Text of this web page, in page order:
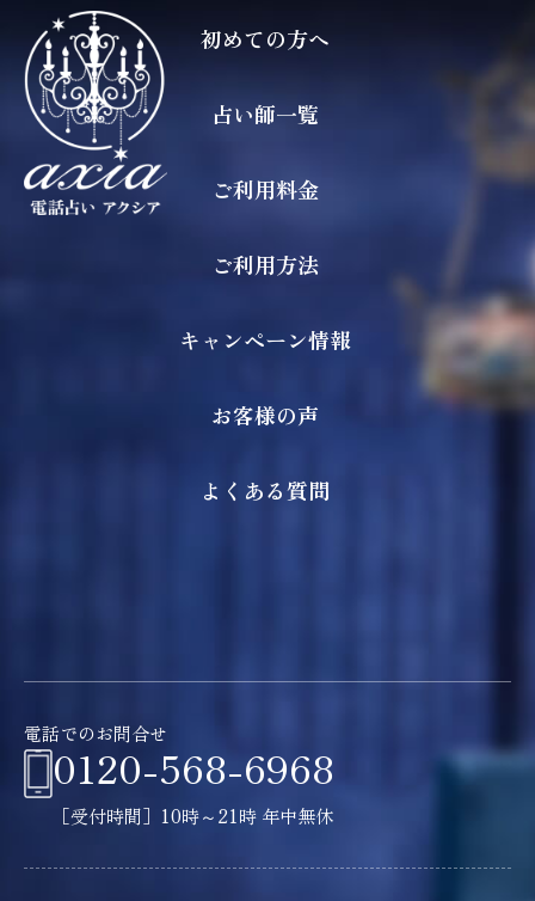
初めての方へ
占い師一覧
ご利用料金
ご利用方法
キャンペーン情報
お客様の声
よくある質問
電話でのお問合せ
0120-568-6968
［受付時間］10時～21時 年中無休